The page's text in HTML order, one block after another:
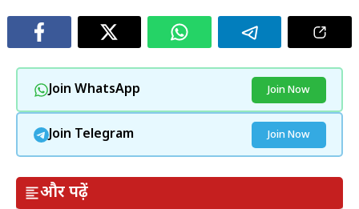
Join WhatsApp Join Now
Join Telegram Join Now
और पढ़ें